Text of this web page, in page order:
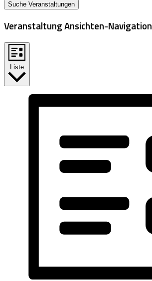
Suche Veranstaltungen
Veranstaltung Ansichten-Navigation
Liste